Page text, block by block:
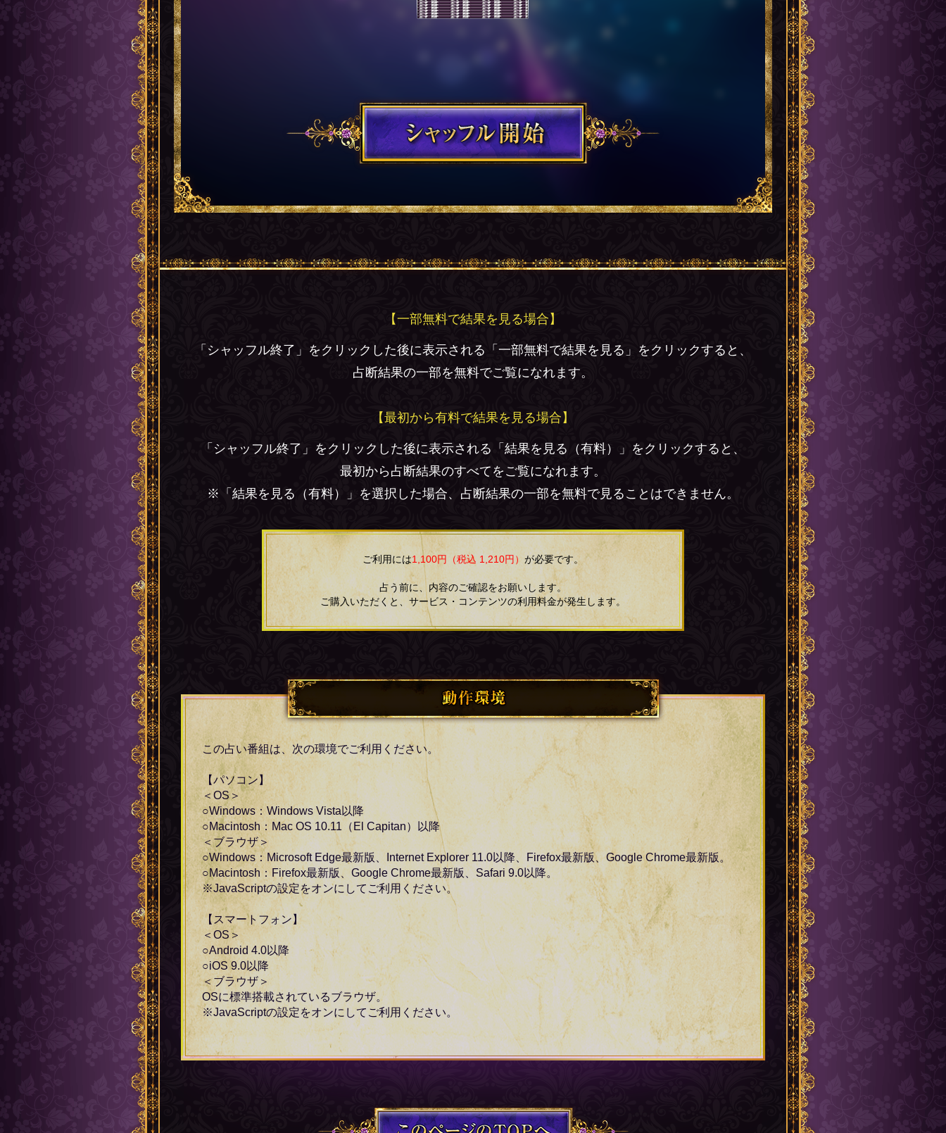
【一部無料で結果を見る場合】
「シャッフル終了」をクリックした後に表示される「一部無料で結果を見る」をクリックすると、
占断結果の一部を無料でご覧になれます。
【最初から有料で結果を見る場合】
「シャッフル終了」をクリックした後に表示される「結果を見る（有料）」をクリックすると、
最初から占断結果のすべてをご覧になれます。
※「結果を見る（有料）」を選択した場合、占断結果の一部を無料で見ることはできません。
ご利用には1,100円（税込 1,210円） が必要です。
占う前に、内容のご確認をお願いします。
ご購入いただくと、サービス・コンテンツの利用料金が発生します。
この占い番組は、次の環境でご利用ください。
【パソコン】
＜OS＞
○Windows：Windows Vista以降
○Macintosh：Mac OS 10.11（El Capitan）以降
＜ブラウザ＞
○Windows：Microsoft Edge最新版、Internet Explorer 11.0以降、Firefox最新版、Google Chrome最新版。
○Macintosh：Firefox最新版、Google Chrome最新版、Safari 9.0以降。
※JavaScriptの設定をオンにしてご利用ください。
【スマートフォン】
＜OS＞
○Android 4.0以降
○iOS 9.0以降
＜ブラウザ＞
OSに標準搭載されているブラウザ。
※JavaScriptの設定をオンにしてご利用ください。